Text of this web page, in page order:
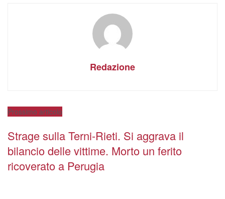
Redazione
Prossimo articolo
Strage sulla Terni-Rieti. Si aggrava il
bilancio delle vittime. Morto un ferito
ricoverato a Perugia